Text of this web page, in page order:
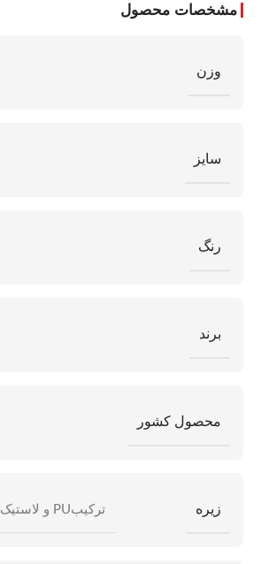
مشخصات محصول
وزن
سایز
رنگ
برند
محصول کشور
زیره ترکیبPU و لاستیک درجه یک وارداتی